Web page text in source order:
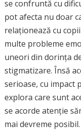
se confruntă cu
pot afecta nu doar
relaționează cu
multe probleme
uneori din dorința
stigmatizare. Însă
serioase, cu impact
explora care sunt
se acorde atenție
mai devreme posibil.